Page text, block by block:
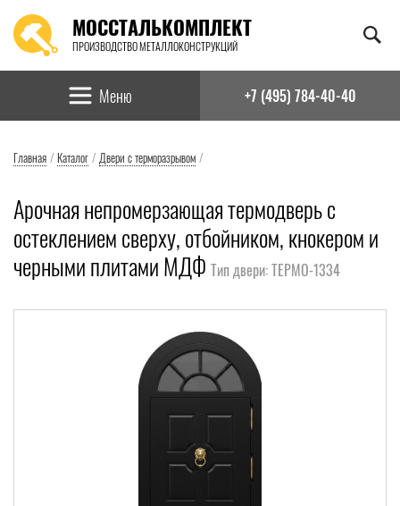
МОССТАЛЬКОМПЛЕКТ
ПРОИЗВОДСТВО МЕТАЛЛОКОНСТРУКЦИЙ
Найти:
Меню +7 (495) 784-40-40
Главная / Каталог / Двери с терморазрывом /
Арочная непромерзающая термодверь с
остеклением сверху, отбойником, кнокером и
черными плитами МДФ Тип двери: ТЕРМО-1334